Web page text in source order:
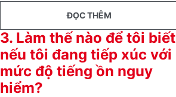
ĐỌC THÊM
3. Làm thế nào để tôi biết
nếu tôi đang tiếp xúc với
mức độ tiếng ồn nguy
hiểm?